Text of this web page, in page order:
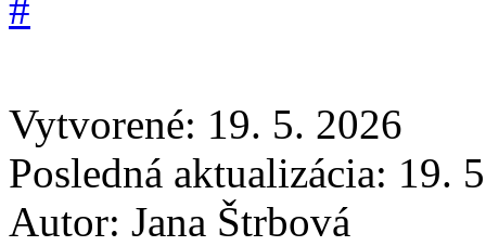
Vytvorené: 19. 5. 2026
Posledná aktualizácia: 19.
Autor: Jana Štrbová